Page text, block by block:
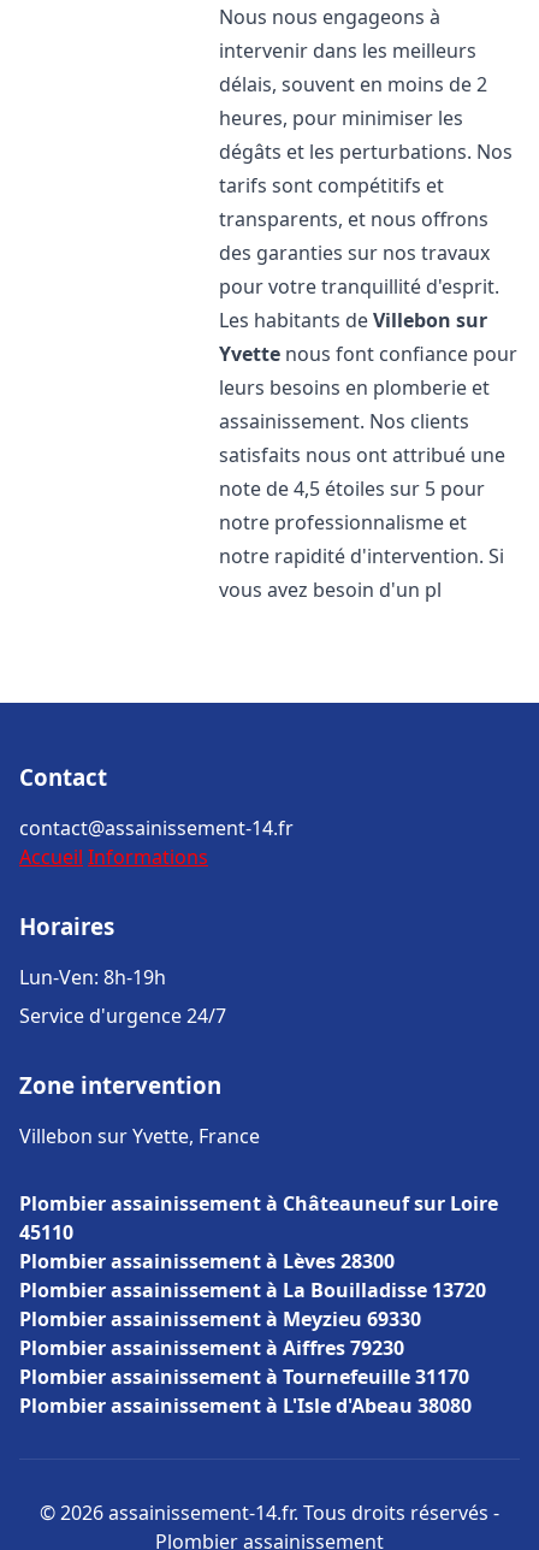
Nous nous engageons à
intervenir dans les meilleurs
délais, souvent en moins de 2
heures, pour minimiser les
dégâts et les perturbations. Nos
tarifs sont compétitifs et
transparents, et nous offrons
des garanties sur nos travaux
pour votre tranquillité d'esprit.
Les habitants deVillebon sur
Yvette nous font confiance pour
leurs besoins en plomberie et
assainissement. Nos clients
satisfaits nous ont attribué une
note de 4,5 étoiles sur 5 pour
notre professionnalisme et
notre rapidité d'intervention. Si
vous avez besoin d'un pl
Contact
contact@assainissement-14.fr
Accueil Informations
Horaires
Lun-Ven: 8h-19h
Service d'urgence 24/7
Zone intervention
Villebon sur Yvette, France
Plombier assainissement à Châteauneuf sur Loire
45110
Plombier assainissement à Lèves 28300
Plombier assainissement à La Bouilladisse 13720
Plombier assainissement à Meyzieu 69330
Plombier assainissement à Aiffres 79230
Plombier assainissement à Tournefeuille 31170
Plombier assainissement à L'Isle d'Abeau 38080
© 2026 assainissement-14.fr. Tous droits réservés -
Plombier assainissement